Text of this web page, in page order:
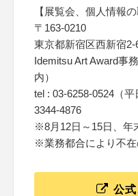
【展覧会、個人情報
〒163-0210
東京都新宿区西新宿
Idemitsu Art Award事
内）
tel : 03-6258-0524（
3344-4876
※8月12日～15日、年
※業務都合により不在
公